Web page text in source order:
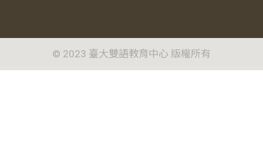
© 2023 臺大雙語教育中心 版權所有